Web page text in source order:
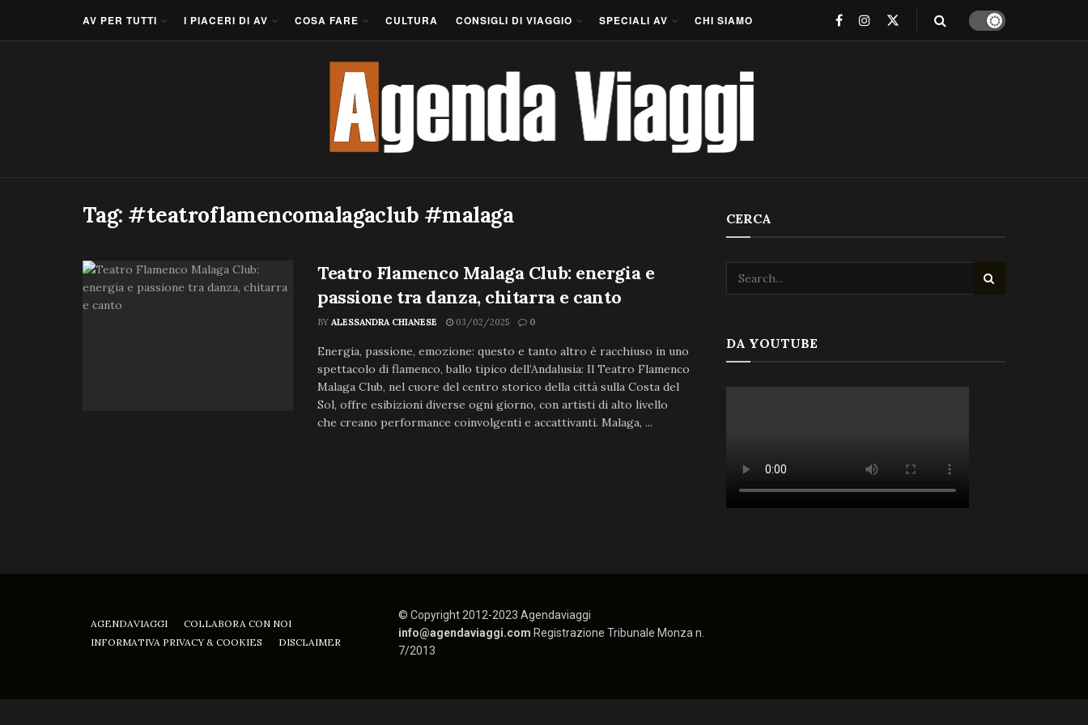
AV PER TUTTI I PIACERI DI AV COSA FARE CULTURA CONSIGLI DI VIAGGIO SPECIALI AV CHI SIAMO
Tag: #teatroflamencomalagaclub #malaga
Teatro Flamenco Malaga Club: energia e
passione tra danza, chitarra e canto
BY ALESSANDRA CHIANESE 03/02/2025 0
Energia, passione, emozione: questo e tanto altro è racchiuso in uno
spettacolo di flamenco, ballo tipico dell’Andalusia: Il Teatro Flamenco
Malaga Club, nel cuore del centro storico della città sulla Costa del
Sol, offre esibizioni diverse ogni giorno, con artisti di alto livello
che creano performance coinvolgenti e accattivanti. Malaga, ...
CERCA
DA YOUTUBE
AGENDAVIAGGI
COLLABORA CON NOI
INFORMATIVA PRIVACY & COOKIES
DISCLAIMER
© Copyright 2012-2023 Agendaviaggi
info@agendaviaggi.com Registrazione Tribunale Monza n.
7/2013